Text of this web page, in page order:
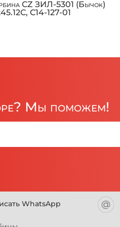
CZ ЗИЛ-5301 (Бычок)
C14-127-01
Мы поможем!
WhatsApp